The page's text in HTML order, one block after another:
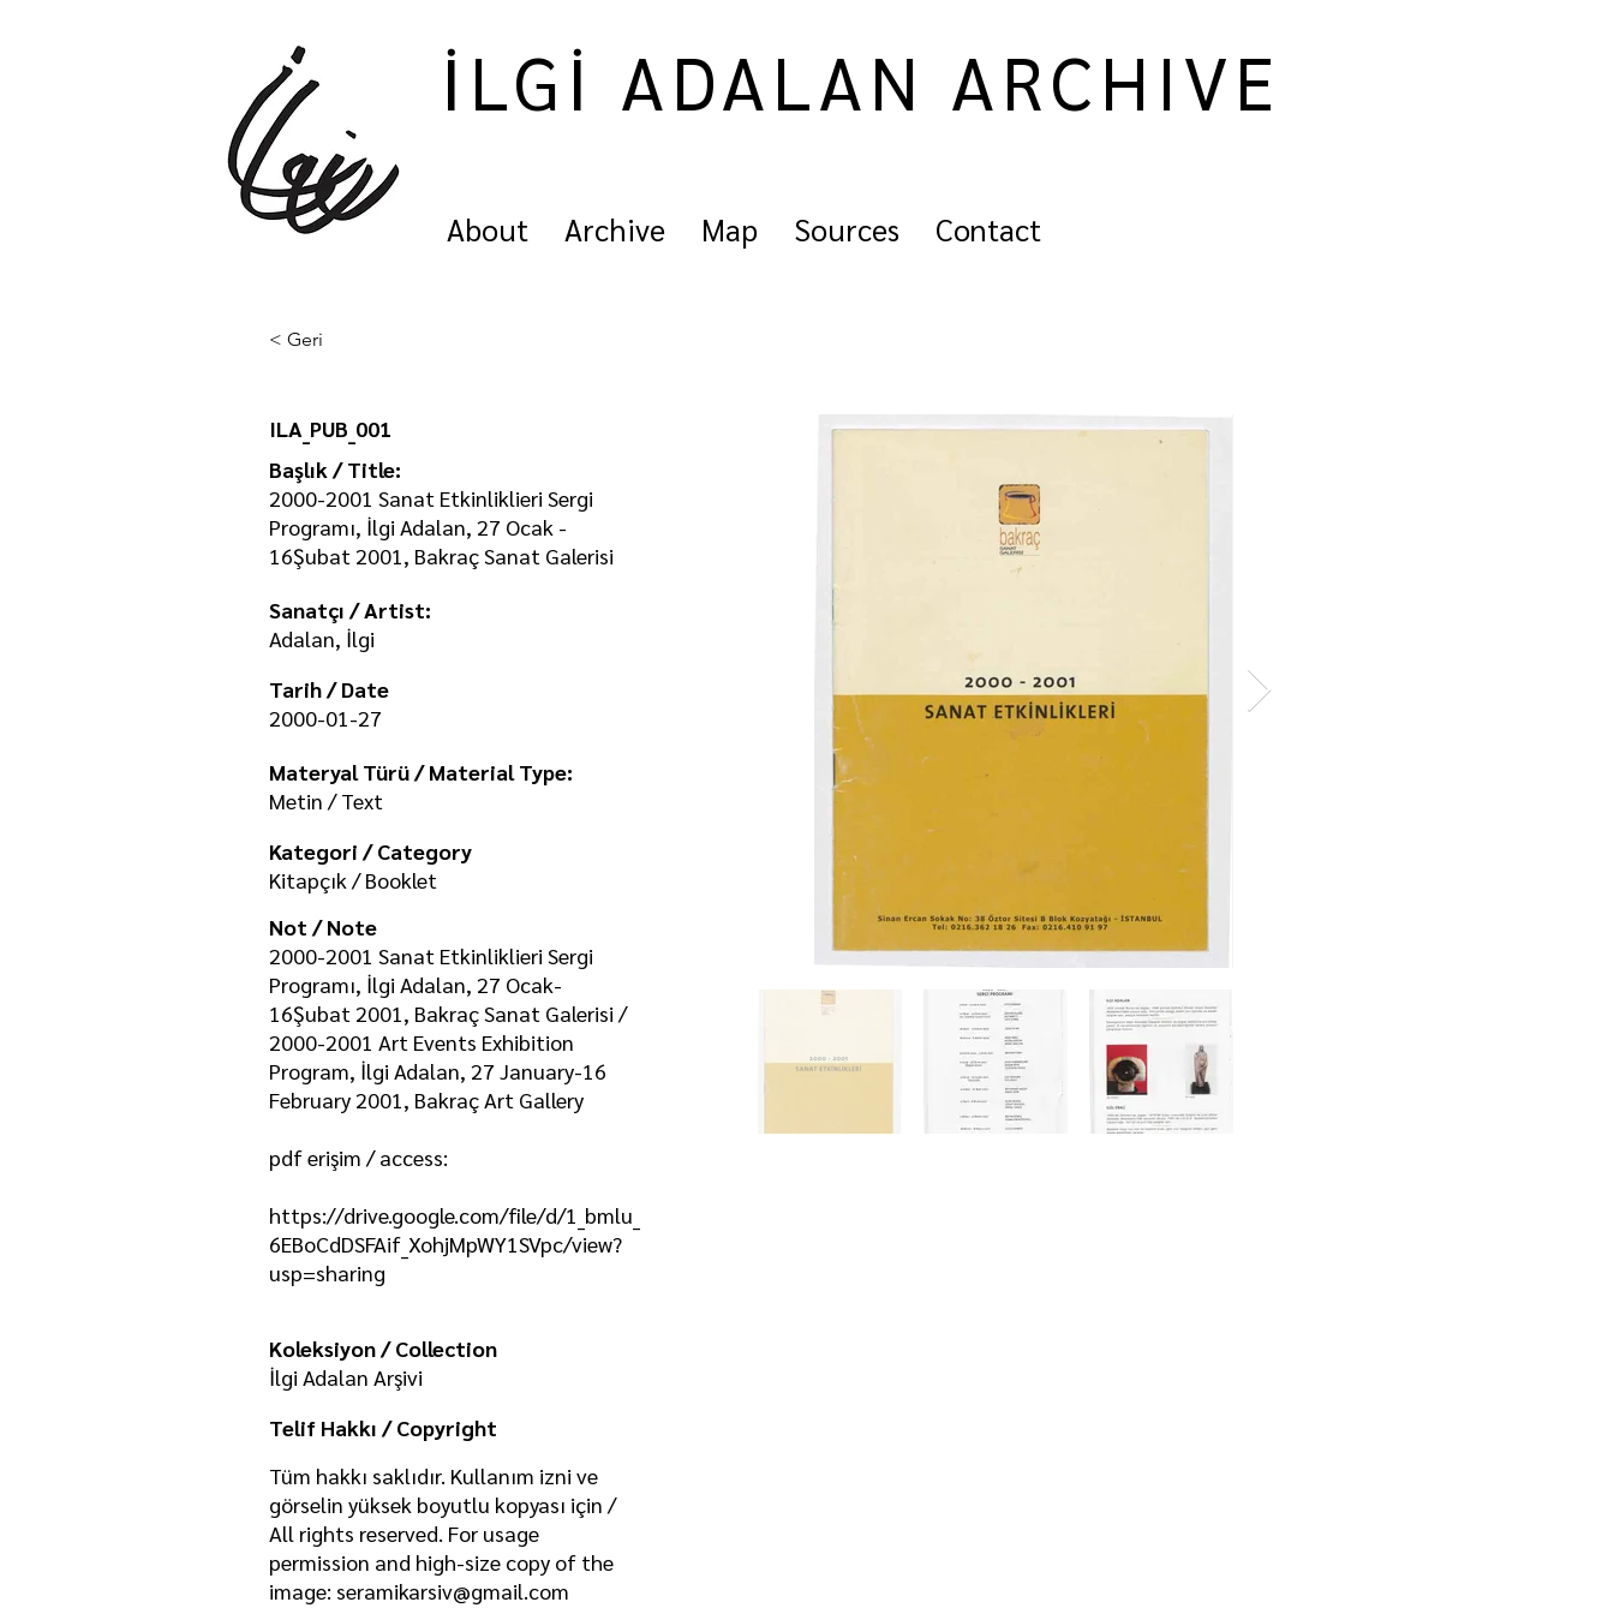
İLGİ ADALAN ARCHIVE
About Archive Map Sources Contact
< Geri
ILA_PUB_001
Başlık / Title:
2000-2001 Sanat Etkinliklieri Sergi
Programı, İlgi Adalan, 27 Ocak -
16Şubat 2001, Bakraç Sanat Galerisi
Sanatçı / Artist:
Adalan, İlgi
Tarih / Date
2000-01-27
Materyal Türü / Material Type:
Metin / Text
Kategori / Category
Kitapçık / Booklet
Not / Note
2000-2001 Sanat Etkinliklieri Sergi
Programı, İlgi Adalan, 27 Ocak-
16Şubat 2001, Bakraç Sanat Galerisi /
2000-2001 Art Events Exhibition
Program, İlgi Adalan, 27 January-16
February 2001, Bakraç Art Gallery
pdf erişim / access:
https://drive.google.com/file/d/1_bmlu_
6EBoCdDSFAif_XohjMpWY1SVpc/view?
usp=sharing
Koleksiyon / Collection
İlgi Adalan Arşivi
Telif Hakkı / Copyright
Tüm hakkı saklıdır. Kullanım izni ve
görselin yüksek boyutlu kopyası için /
All rights reserved. For usage
permission and high-size copy of the
image: seramikarsiv@gmail.com